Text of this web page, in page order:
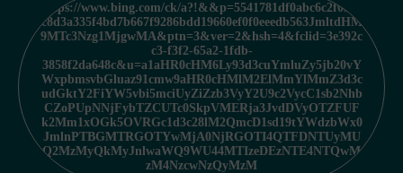
https://www.bing.com/ck/a?!&&p=5541781df0abc6c2f0512
c8d3a335f4bd7b667f9286bdd19660ef0f0eeedb563JmltdHM
9MTc3Nzg1MjgwMA&ptn=3&ver=2&hsh=4&fclid=3e392c
c3-f3f2-65a2-1fdb-
3858f2da648c&u=a1aHR0cHM6Ly93d3cuYmluZy5jb20vY
WxpbmsvbGluaz91cmw9aHR0cHMlM2ElMmYlMmZ3d3c
udGktY2FiYW5vbi5mciUyZiZzb3VyY2U9c2VycC1sb2Nhb
CZoPUpNNjFybTZCUTc0SkpVMERja3JvdDVyOTZFUF
k2Mm1xOGk5OVRGc1d3c28lM2QmcD1sd19tYWdzbWx0
JmlnPTBGMTRGOTYwMjA0NjRGOTI4QTFDNTUyMU
Q2MzMyQkMyJnlwaWQ9WU44MTIzeDEzNTE4NTQwM
zM4NzcwNzQyMzM